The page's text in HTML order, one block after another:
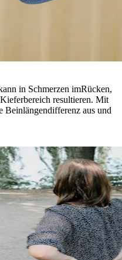
in Schmerzen imRücken,
resultieren. Mit
Beinlängendifferenz aus und